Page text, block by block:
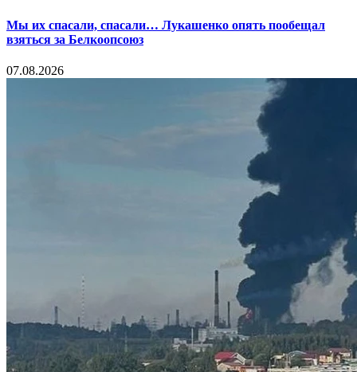
Мы их спасали, спасали… Лукашенко опять пообещал
взяться за Белкоопсоюз
07.08.2026